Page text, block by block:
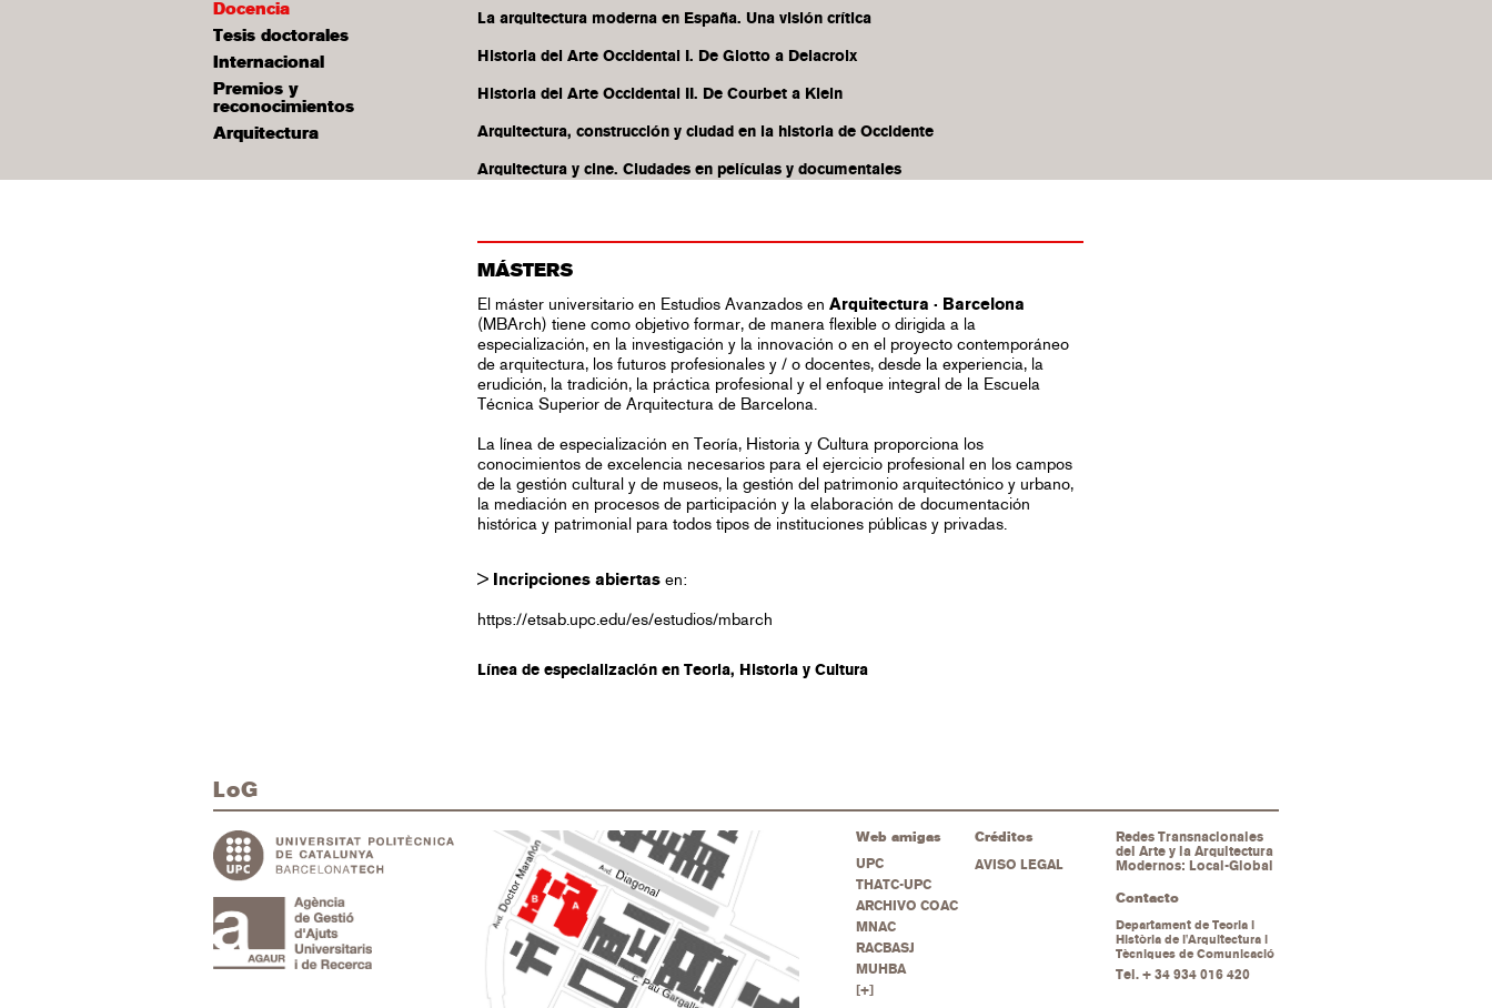
Docencia
Tesis doctorales
Internacional
Premios y
reconocimientos
Arquitectura
La arquitectura moderna en España. Una visión crítica
Historia del Arte Occidental I. De Giotto a Delacroix
Historia del Arte Occidental II. De Courbet a Klein
Arquitectura, construcción y ciudad en la historia de Occidente
Arquitectura y cine. Ciudades en películas y documentales
MÁSTERS
El máster universitario en Estudios Avanzados enArquitectura · Barcelona
(MBArch) tiene como objetivo formar, de manera flexible o dirigida a la
especialización, en la investigación y la innovación o en el proyecto contemporáneo
de arquitectura, los futuros profesionales y / o docentes, desde la experiencia, la
erudición, la tradición, la práctica profesional y el enfoque integral de la Escuela
Técnica Superior de Arquitectura de Barcelona.
La línea de especialización en Teoría, Historia y Cultura proporciona los
conocimientos de excelencia necesarios para el ejercicio profesional en los campos
de la gestión cultural y de museos, la gestión del patrimonio arquitectónico y urbano,
la mediación en procesos de participación y la elaboración de documentación
histórica y patrimonial para todos tipos de instituciones públicas y privadas.
> Incripciones abiertasen:
https://etsab.upc.edu/es/estudios/mbarch
Línea de especialización en Teoria, Historia y Cultura
LoG
Redes Transnacionales
del Arte y la Arquitectura
Modernos: Local-Global
Contacto
Departament de Teoria i
Història de l'Arquitectura i
Tècniques de Comunicació
Tel.+ 34 934 016 420
Web amigas
UPC
THATC-UPC
ARCHIVO COAC
MNAC
RACBASJ
MUHBA
[+]
Créditos
AVISO LEGAL